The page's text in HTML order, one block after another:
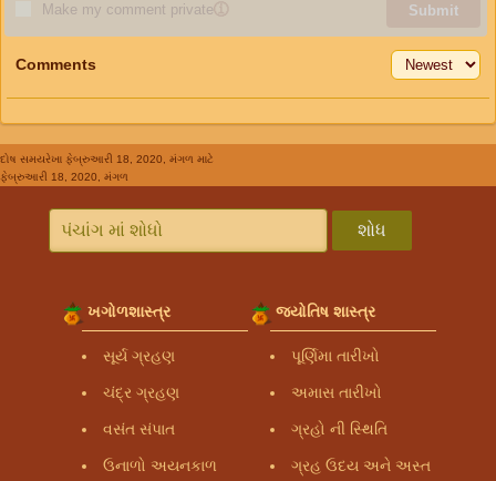
Make my comment privateⓘ Submit
Comments
દોષ સમયરેખા ફેબ્રુઆરી 18, 2020, મંગળ માટે
ફેબ્રુઆરી 18, 2020, મંગળ
શોધ
ખગોળશાસ્ત્ર
સૂર્ય ગ્રહણ
ચંદ્ર ગ્રહણ
વસંત સંપાત
ઉનાળો અયનકાળ
જ્યોતિષ શાસ્ત્ર
પૂર્ણિમા તારીખો
અમાસ તારીખો
ગ્રહો ની સ્થિતિ
ગ્રહ ઉદય અને અસ્ત